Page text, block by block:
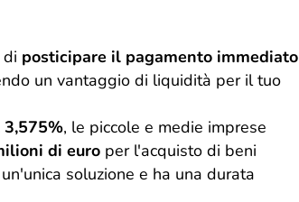
posticipare il pagamento immediato
un vantaggio di liquidità per il tuo
, le piccole e medie imprese
di euro per l'acquisto di beni
soluzione e ha una durata